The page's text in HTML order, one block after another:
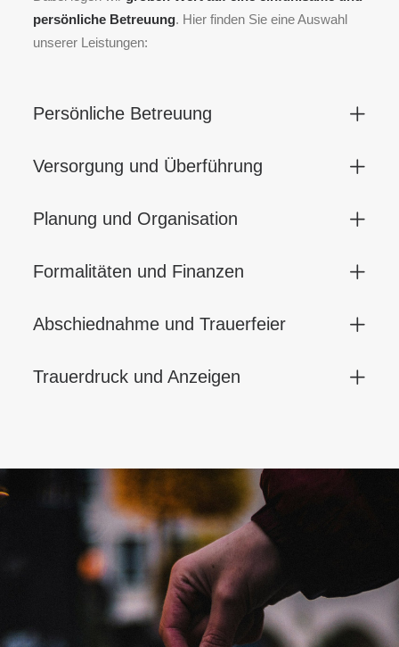
persönliche Betreuung. Hier finden Sie eine Auswahl
unserer Leistungen:
Persönliche Betreuung
Versorgung und Überführung
Planung und Organisation
Formalitäten und Finanzen
Abschiednahme und Trauerfeier
Trauerdruck und Anzeigen